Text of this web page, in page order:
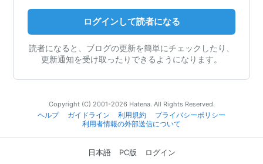
ログインして読者になる
読者になると、ブログの更新を簡単にチェックしたり、
更新通知を受け取ったりできるようになります。
Copyright (C) 2001-2026 Hatena. All Rights Reserved.
ヘルプ
ガイドライン 利用規約
プライバシーポリシー
利用者情報の外部送信について
日本語 PC版 ログイン